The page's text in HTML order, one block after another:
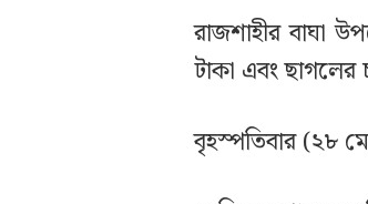
রাজশাহীর বাঘা
টাকা এবং ছাগলের
বৃহস্পতিবার (২৮